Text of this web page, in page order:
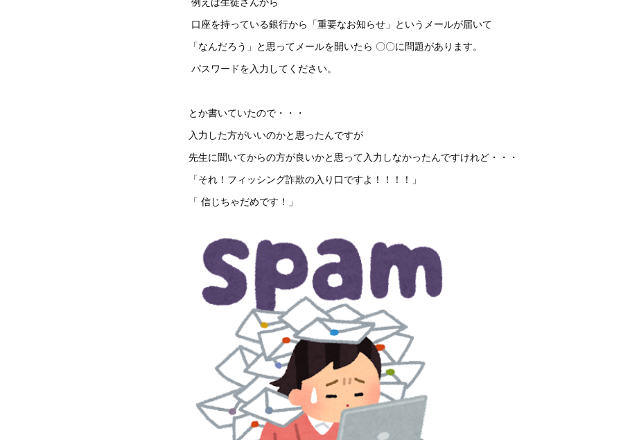
口座を持っている銀行から「重要なお知らせ」というメールが届いて
「なんだろう」と思ってメールを開いたら 〇〇に問題があります。
パスワードを入力してください。
とか書いていたので・・・
入力した方がいいのかと思ったんですが
先生に聞いてからの方が良いかと思って入力しなかったんですけれど・・・
「それ！フィッシング詐欺の入り口ですよ！！！！」
「 信じちゃだめです！」